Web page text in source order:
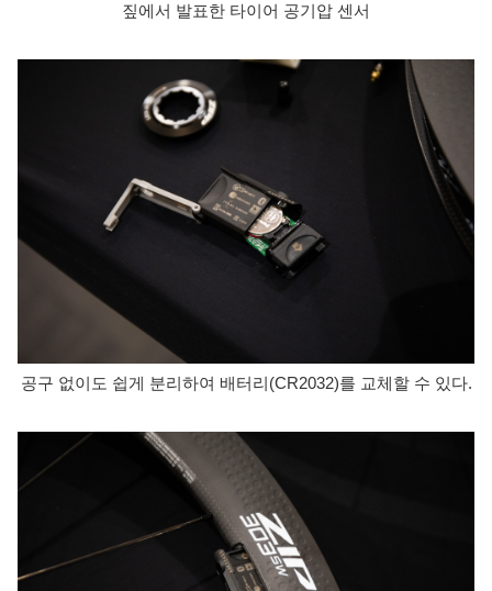
짚에서 발표한 타이어 공기압 센서
공구 없이도 쉽게 분리하여 배터리(CR2032)를 교체할 수 있다.